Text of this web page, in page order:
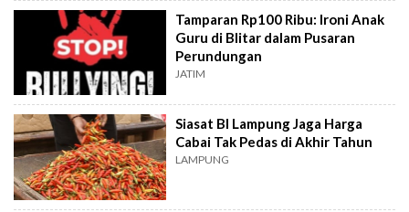
Tamparan Rp100 Ribu: Ironi Anak
Guru di Blitar dalam Pusaran
Perundungan
JATIM
Siasat BI Lampung Jaga Harga
Cabai Tak Pedas di Akhir Tahun
LAMPUNG